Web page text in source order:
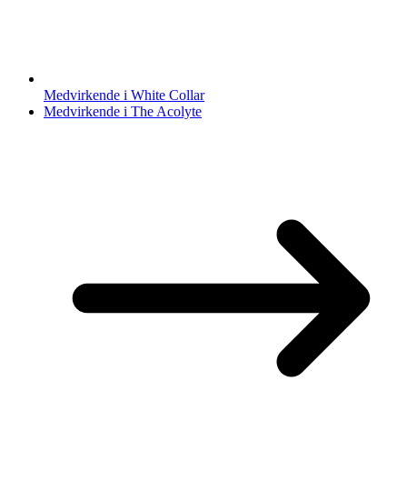
Medvirkende i White Collar
Medvirkende i The Acolyte